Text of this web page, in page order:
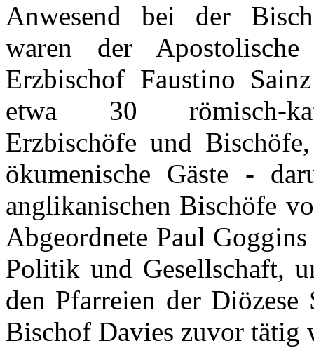
Anwesend bei der
waren der
Erzbischof Faustino
etwa 30 römisch-
Erzbischöfe und
ökumenische Gäste -
anglikanischen Bischöfe
Abgeordnete Paul
Politik und Gesellschaft,
den Pfarreien der
Bischof Davies zuvor tätig